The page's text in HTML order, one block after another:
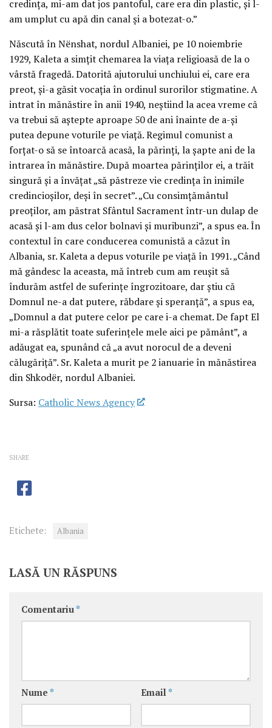
credința, mi-am dat jos pantoful, care era din plastic, și l-
am umplut cu apă din canal și a botezat-o.”
Născută în Nënshat, nordul Albaniei, pe 10 noiembrie
1929, Kaleta a simțit chemarea la viața religioasă de la o
vârstă fragedă. Datorită ajutorului unchiului ei, care era
preot, și-a găsit vocația în ordinul surorilor stigmatine. A
intrat în mănăstire în anii 1940, neștiind la acea vreme că
va trebui să aștepte aproape 50 de ani înainte de a-și
putea depune voturile pe viață. Regimul comunist a
forțat-o să se întoarcă acasă, la părinți, la șapte ani de la
intrarea în mănăstire. După moartea părinților ei, a trăit
singură și a învățat „să păstreze vie credința în inimile
credincioșilor, deși în secret”. „Cu consimțământul
preoților, am păstrat Sfântul Sacrament într-un dulap de
acasă și l-am dus celor bolnavi și muribunzi”, a spus ea. În
contextul în care conducerea comunistă a căzut în
Albania, sr. Kaleta a depus voturile pe viață în 1991. „Când
mă gândesc la aceasta, mă întreb cum am reușit să
îndurăm astfel de suferințe îngrozitoare, dar știu că
Domnul ne-a dat putere, răbdare și speranță”, a spus ea,
„Domnul a dat putere celor pe care i-a chemat. De fapt El
mi-a răsplătit toate suferințele mele aici pe pământ”, a
adăugat ea, spunând că „a avut norocul de a deveni
călugăriță”. Sr. Kaleta a murit pe 2 ianuarie în mănăstirea
din Shkodër, nordul Albaniei.
Sursa: Catholic News Agency
SHARE
Etichete: Albania
LASĂ UN RĂSPUNS
Comentariu *
Nume * Email *